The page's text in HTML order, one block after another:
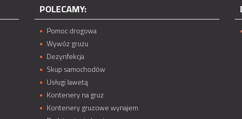
POLECAMY:
Pomoc drogowa
Wywóz gruzu
Dezynfekcja
Skup samochodów
Usługi lawetą
Kontenery na gruz
Kontenery gruzowe wynajem